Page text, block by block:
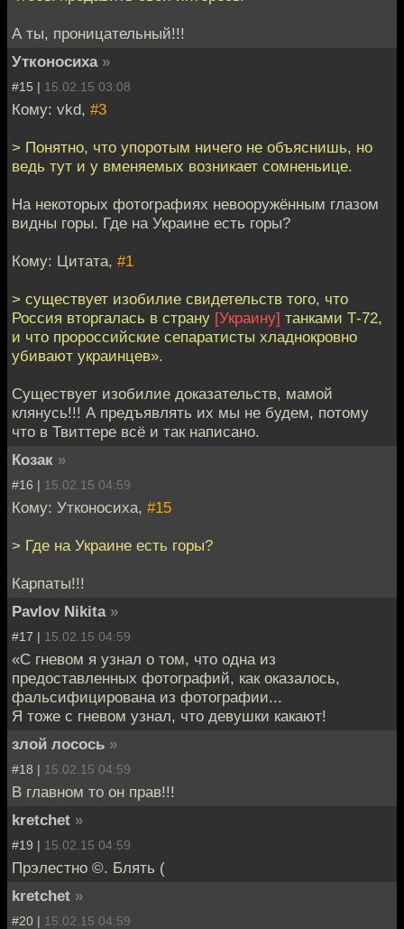
А ты, проницательный!!!
Утконосиха »
#15 | 15.02.15 03:08
Кому: vkd, #3
> Понятно, что упоротым ничего не объяснишь, но
ведь тут и у вменяемых возникает сомненьице.
На некоторых фотографиях невооружённым глазом
видны горы. Где на Украине есть горы?
Кому: Цитата, #1
> существует изобилие свидетельств того, что
Россия вторгалась в страну [Украину] танками Т-72,
и что пророссийские сепаратисты хладнокровно
убивают украинцев».
Существует изобилие доказательств, мамой
клянусь!!! А предъявлять их мы не будем, потому
что в Твиттере всё и так написано.
Козак »
#16 | 15.02.15 04:59
Кому: Утконосиха, #15
> Где на Украине есть горы?
Карпаты!!!
Pavlov Nikita »
#17 | 15.02.15 04:59
«С гневом я узнал о том, что одна из
предоставленных фотографий, как оказалось,
фальсифицирована из фотографии...
Я тоже с гневом узнал, что девушки какают!
злой лосось »
#18 | 15.02.15 04:59
В главном то он прав!!!
kretchet »
#19 | 15.02.15 04:59
Прэлестно ©. Блять (
kretchet »
#20 | 15.02.15 04:59